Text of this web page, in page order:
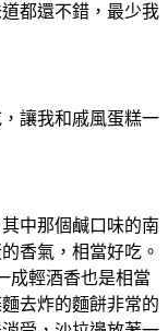
都還不錯，最少我
讓我和戚風蛋糕一
中那個鹹口味的南
香氣，相當好吃。
成輕酒香也是相當
去炸的麵餅非常的